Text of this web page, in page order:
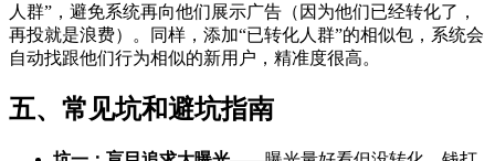
人群”，避免系统再向他们展示广告（因为他们已经转化了，
再投就是浪费）。同样，添加“已转化人群”的相似包，系统会
自动找跟他们行为相似的新用户，精准度很高。
五、常见坑和避坑指南